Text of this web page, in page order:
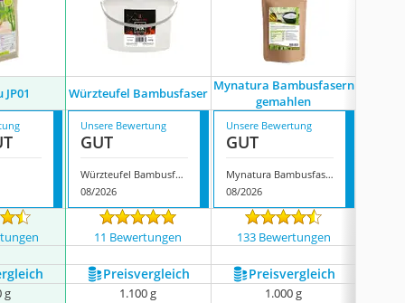
Würzteufel Bambusfaser Mynatura Bambusfasern
gemahlen
Unsere Bewertung
GUT
Würzteufel Bambusfaser
08/2026
Unsere Bewertung
GUT
Mynatura Bambusfasern gemahlen
08/2026
11 Bewertungen 133 Bewertungen
Preis­vergleich Preis­vergleich
g 1.100 g 1.000 g